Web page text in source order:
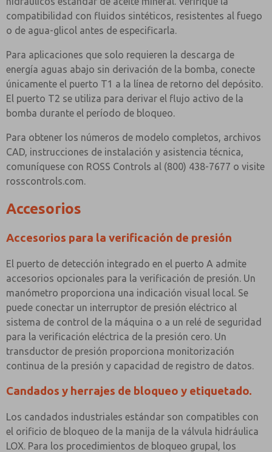
compatibilidad con fluidos sintéticos, resistentes al fuego
o de agua-glicol antes de especificarla.
Para aplicaciones que solo requieren la descarga de
energía aguas abajo sin derivación de la bomba, conecte
únicamente el puerto T1 a la línea de retorno del depósito.
El puerto T2 se utiliza para derivar el flujo activo de la
bomba durante el período de bloqueo.
Para obtener los números de modelo completos, archivos
CAD, instrucciones de instalación y asistencia técnica,
comuníquese con ROSS Controls al (800) 438-7677 o visite
rosscontrols.com.
Accesorios
Accesorios para la verificación de presión
El puerto de detección integrado en el puerto A admite
accesorios opcionales para la verificación de presión. Un
manómetro proporciona una indicación visual local. Se
puede conectar un interruptor de presión eléctrico al
sistema de control de la máquina o a un relé de seguridad
para la verificación eléctrica de la presión cero. Un
transductor de presión proporciona monitorización
continua de la presión y capacidad de registro de datos.
Candados y herrajes de bloqueo y etiquetado.
Los candados industriales estándar son compatibles con
el orificio de bloqueo de la manija de la válvula hidráulica
LOX. Para los procedimientos de bloqueo grupal, los